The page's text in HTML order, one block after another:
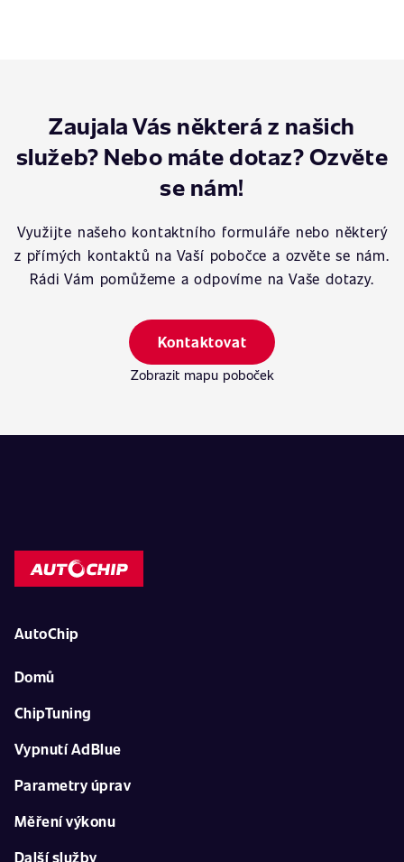
Zaujala Vás některá z našich
služeb? Nebo máte dotaz? Ozvěte
se nám!
Využijte našeho kontaktního formuláře nebo některý
z přímých kontaktů na Vaší pobočce a ozvěte se nám.
Rádi Vám pomůžeme a odpovíme na Vaše dotazy.
Kontaktovat
Zobrazit mapu poboček
AutoChip
Domů
ChipTuning
Vypnutí AdBlue
Parametry úprav
Měření výkonu
Další služby